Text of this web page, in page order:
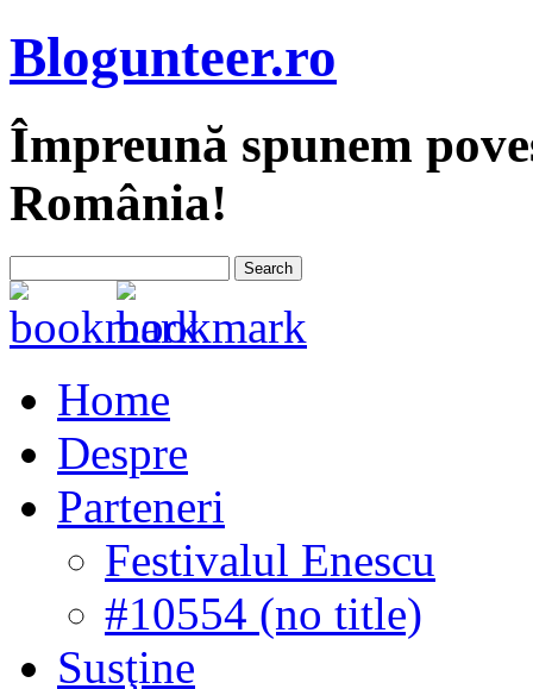
Blogunteer.ro
Împreună spunem
România!
Home
Despre
Parteneri
Festivalul Enescu
#10554 (no title)
Susţine